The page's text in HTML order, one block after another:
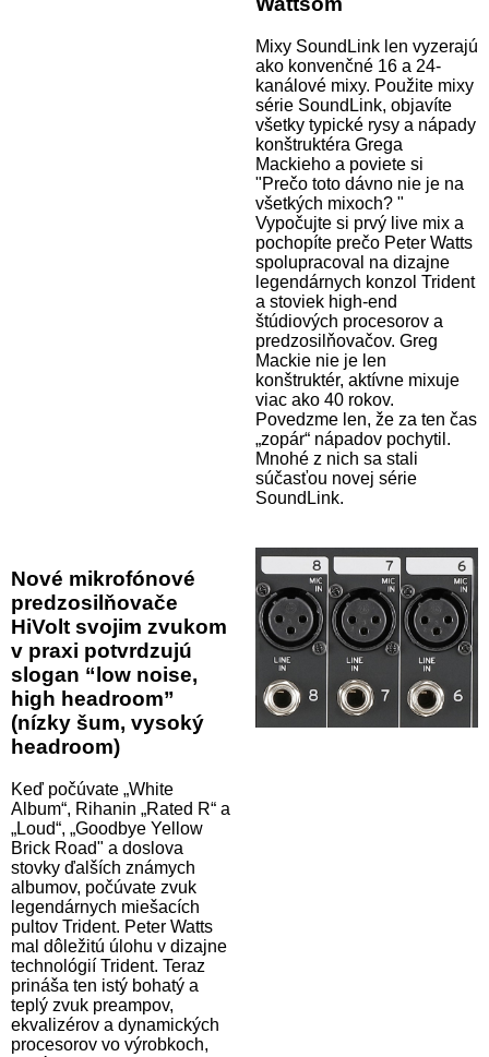
Mixy SoundLink len vyzerajú
ako konvenčné 16 a 24-
kanálové mixy. Použite mixy
série SoundLink, objavíte
všetky typické rysy a nápady
konštruktéra Grega
Mackieho a poviete si
"Prečo toto dávno nie je na
všetkých mixoch? "
Vypočujte si prvý live mix a
pochopíte prečo Peter Watts
spolupracoval na dizajne
legendárnych konzol Trident
a stoviek high-end
štúdiových procesorov a
predzosilňovačov. Greg
Mackie nie je len
konštruktér, aktívne mixuje
viac ako 40 rokov.
Povedzme len, že za ten čas
„zopár“ nápadov pochytil.
Mnohé z nich sa stali
súčasťou novej série
SoundLink.
Nové mikrofónové
predzosilňovače
HiVolt svojim zvukom
v praxi potvrdzujú
slogan “low noise,
high headroom”
(nízky šum, vysoký
headroom)
Keď počúvate „White
Album“, Rihanin „Rated R“ a
„Loud“, „Goodbye Yellow
Brick Road" a doslova
stovky ďalších známych
albumov, počúvate zvuk
legendárnych miešacích
pultov Trident. Peter Watts
mal dôležitú úlohu v dizajne
technológií Trident. Teraz
prináša ten istý bohatý a
teplý zvuk preampov,
ekvalizérov a dynamických
procesorov vo výrobkoch,